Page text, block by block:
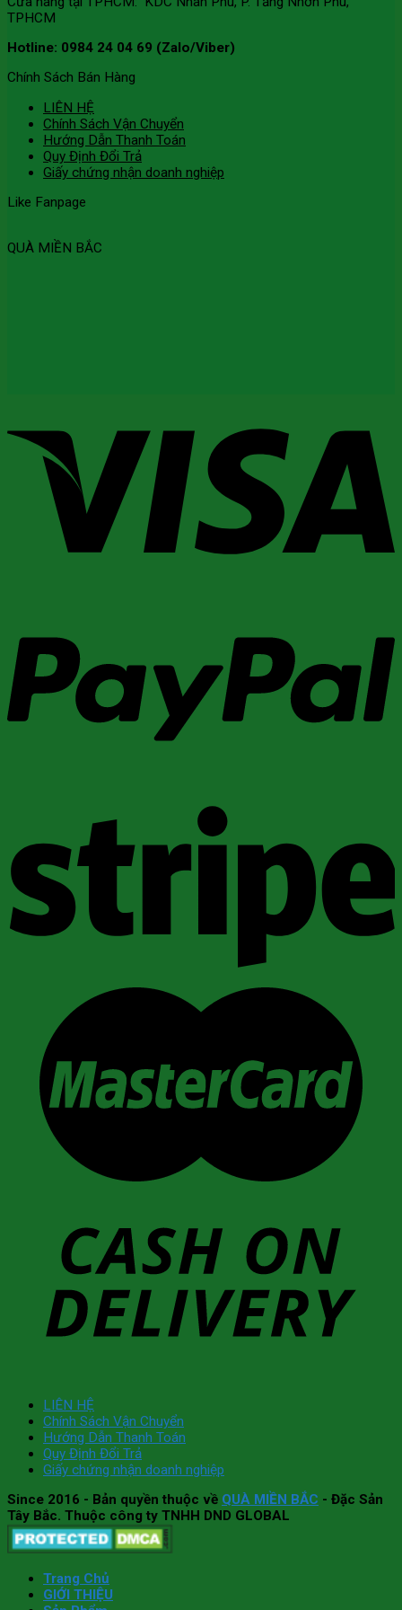
TPHCM
Hotline: 0984 24 04 69 (Zalo/Viber)
Chính Sách Bán Hàng
LIÊN HỆ
Chính Sách Vận Chuyển
Hướng Dẫn Thanh Toán
Quy Định Đổi Trả
Giấy chứng nhận doanh nghiệp
Like Fanpage
QUÀ MIỀN BẮC
LIÊN HỆ
Chính Sách Vận Chuyển
Hướng Dẫn Thanh Toán
Quy Định Đổi Trả
Giấy chứng nhận doanh nghiệp
Since 2016 - Bản quyền thuộc về QUÀ MIỀN BẮC - Đặc Sản
Tây Bắc. Thuộc công ty TNHH DND GLOBAL
Trang Chủ
GIỚI THIỆU